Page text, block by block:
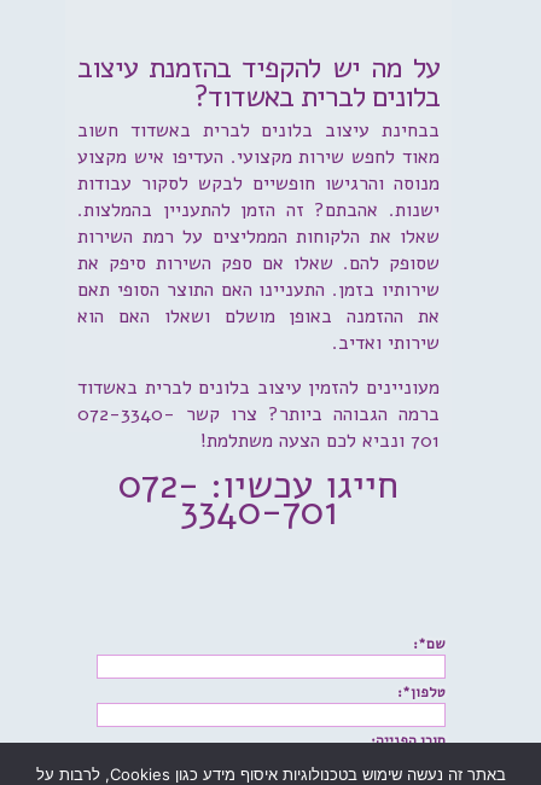
על מה יש להקפיד בהזמנת עיצוב
בלונים לברית באשדוד?
בבחינת עיצוב בלונים לברית באשדוד חשוב
מאוד לחפש שירות מקצועי. העדיפו איש מקצוע
מנוסה והרגישו חופשיים לבקש לסקור עבודות
ישנות. אהבתם? זה הזמן להתעניין בהמלצות.
שאלו את הלקוחות הממליצים על רמת השירות
שסופק להם. שאלו אם ספק השירות סיפק את
שירותיו בזמן. התעניינו האם התוצר הסופי תאם
את ההזמנה באופן מושלם ושאלו האם הוא
שירותי ואדיב.
מעוניינים להזמין עיצוב בלונים לברית באשדוד
ברמה הגבוהה ביותר? צרו קשר 072-3340-
701 ונביא לכם הצעה משתלמת!
חייגו עכשיו: 072-
3340-701
שם*:
טלפון*:
תוכן הפנייה:
באתר זה נעשה שימוש בטכנולוגיות איסוף מידע כגון Cookies, לרבות על